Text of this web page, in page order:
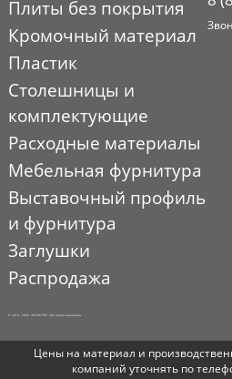
Плиты без покрытия
Кромочный материал
Пластик
Столешницы и
комплектующие
Расходные материалы
Мебельная фурнитура
Выставочный профиль
и фурнитура
Заглушки
Распродажа
© 2010 - 2026. ЭКСПО-ТОРГ. Все права защищены.
Цены на материал и
компаний уточнять по